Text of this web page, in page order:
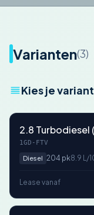
Varianten(3)
Kies je variant
2.8 Turbodiesel
1GD-FTV
Diesel 204 pk8.9 L/
Lease vanaf